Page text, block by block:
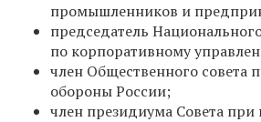
промышленников и
председатель
по корпоративному
член Общественного совета
обороны России;
член президиума Совета